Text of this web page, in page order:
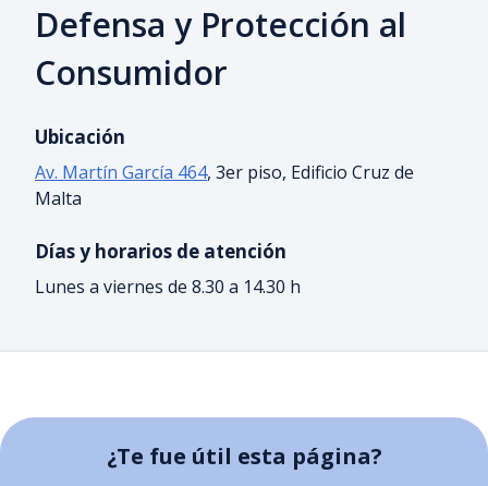
Defensa y Protección al
Consumidor
Ubicación
Av. Martín García 464, 3er piso, Edificio Cruz de
Malta
Días y horarios de atención
Lunes a viernes de 8.30 a 14.30 h
¿Te fue útil esta página?
¿Te fue útil esta página?